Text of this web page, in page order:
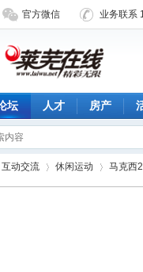
官方微信 业务联系
坛 人才 房产
互动交流 休闲运动 马克西